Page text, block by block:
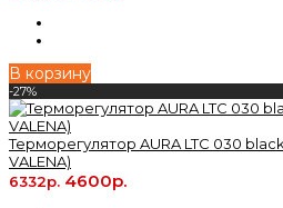
В корзину
-27%
Терморегулятор AURA LTC 030
VALENA)
6332р. 4600р.